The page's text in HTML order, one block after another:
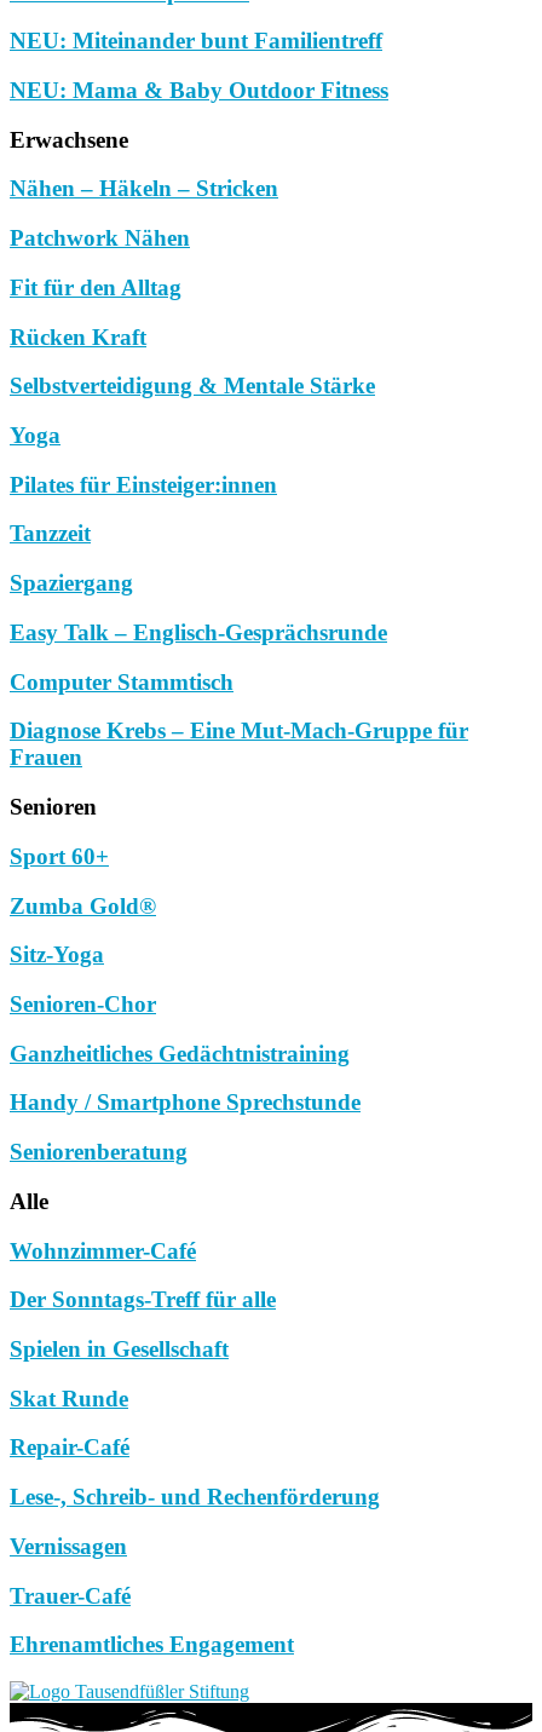
NEU: Miteinander bunt Familientreff
NEU: Mama & Baby Outdoor Fitness
Erwachsene
Nähen – Häkeln – Stricken
Patchwork Nähen
Fit für den Alltag
Rücken Kraft
Selbstverteidigung & Mentale Stärke
Yoga
Pilates für Einsteiger:innen
Tanzzeit
Spaziergang
Easy Talk – Englisch-Gesprächsrunde
Computer Stammtisch
Diagnose Krebs – Eine Mut-Mach-Gruppe für
Frauen
Senioren
Sport 60+
Zumba Gold®
Sitz-Yoga
Senioren-Chor
Ganzheitliches Gedächtnistraining
Handy / Smartphone Sprechstunde
Seniorenberatung
Alle
Wohnzimmer-Café
Der Sonntags-Treff für alle
Spielen in Gesellschaft
Skat Runde
Repair-Café
Lese-, Schreib- und Rechenförderung
Vernissagen
Trauer-Café
Ehrenamtliches Engagement